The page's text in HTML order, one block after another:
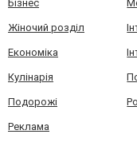
Бізнес
Жіночий розділ
Економіка
Кулінарія
Подорожі
Реклама